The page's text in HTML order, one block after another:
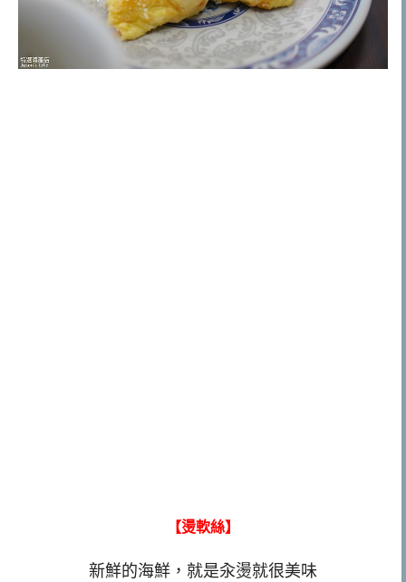
【燙軟絲】
新鮮的海鮮，就是汆燙就很美味